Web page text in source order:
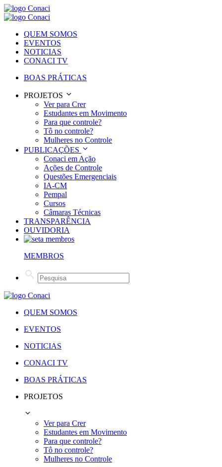
QUEM SOMOS
EVENTOS
NOTICIAS
CONACI TV
BOAS PRÁTICAS
PROJETOS
Ver para Crer
Estudantes em Movimento
Para que controle?
Tô no controle?
Mulheres no Controle
PUBLICAÇÕES
Conaci em Ação
Ações de Controle
Questões Emergenciais
IA-CM
Pempal
Cursos
Câmaras Técnicas
TRANSPARÊNCIA
OUVIDORIA
MEMBROS
QUEM SOMOS
EVENTOS
NOTICIAS
CONACI TV
BOAS PRÁTICAS
PROJETOS
Ver para Crer
Estudantes em Movimento
Para que controle?
Tô no controle?
Mulheres no Controle